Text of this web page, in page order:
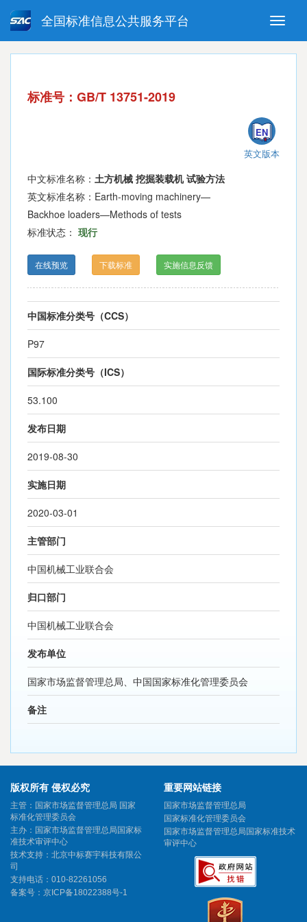
Toggle
全国标准信息公共服务平台
强制性国家标准 推荐性国家标准
指导性技术文件 (National standards in foreign
标准号：GB/T 13751-2019
EN
英文版本
中文标准名称： 土方机械 挖掘装载机 试验方法
英文标准名称：Earth-moving machinery—
Backhoe loaders—Methods of tests
标准状态： 现行
在线预览 下载标准 实施信息反馈
中国标准分类号（CCS）
P97
国际标准分类号（ICS）
53.100
发布日期
2019-08-30
实施日期
2020-03-01
主管部门
中国机械工业联合会
归口部门
中国机械工业联合会
发布单位
国家市场监督管理总局、中国国家标准化管理委员会
备注
版权所有 侵权必究
主管：国家市场监督管理总局 国家
标准化管理委员会
主办：国家市场监督管理总局国家标
准技术审评中心
技术支持：北京中标赛宇科技有限公
司
支持电话：010-82261056
备案号： 京ICP备18022388号-1
重要网站链接
国家市场监督管理总局
国家标准化管理委员会
国家市场监督管理总局国家标准技术
审评中心